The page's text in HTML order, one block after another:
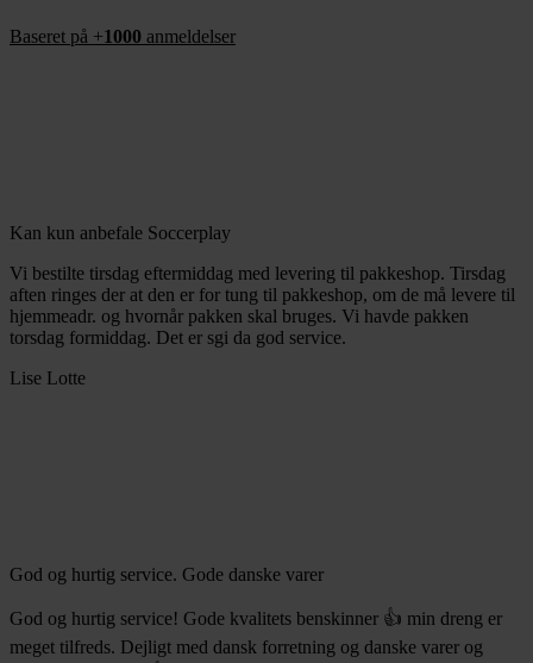
Baseret på +1000 anmeldelser
Kan kun anbefale Soccerplay
Vi bestilte tirsdag eftermiddag med levering til pakkeshop. Tirsdag
aften ringes der at den er for tung til pakkeshop, om de må levere til
hjemmeadr. og hvornår pakken skal bruges. Vi havde pakken
torsdag formiddag. Det er sgi da god service.
Lise Lotte
God og hurtig service. Gode danske varer
God og hurtig service! Gode kvalitets benskinner 👍 min dreng er
meget tilfreds. Dejligt med dansk forretning og danske varer og